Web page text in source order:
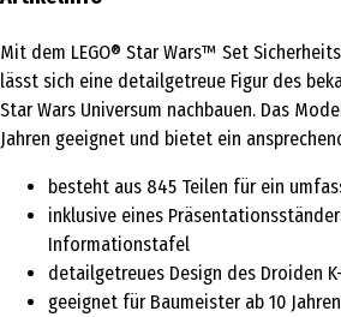
Mit dem LEGO® Star Wars™ Set
lässt sich eine detailgetreue Figur des
Star Wars Universum nachbauen. Das
Jahren geeignet und bietet ein
besteht aus 845 Teilen für ein
inklusive eines
Informationstafel
detailgetreues Design des Droiden
geeignet für Baumeister ab 10 Jahren